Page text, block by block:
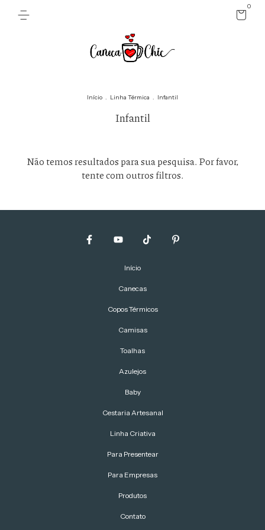
0
Início . Linha Térmica . Infantil
Infantil
Não temos resultados para sua pesquisa. Por favor,
tente com outros filtros.
Início
Canecas
Copos Térmicos
Camisas
Toalhas
Azulejos
Baby
Cestaria Artesanal
Linha Criativa
Para Presentear
Para Empresas
Produtos
Contato